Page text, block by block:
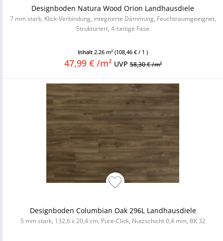
Designboden Natura Wood Orion Landhausdiele
7 mm stark, Klick-Verbindung, integrierte Dämmung, Feuchtraumgeeignet,
Strukturiert, 4-seitige Fase
Inhalt 2.26 m² (108,46 € / 1 )
47,99 € /m² UVP58,30 € /m²
Designboden Columbian Oak 296L Landhausdiele
5 mm stark, 132,6 x 20,4 cm, Pure-Click, Nutzschicht 0,4 mm, BK 32